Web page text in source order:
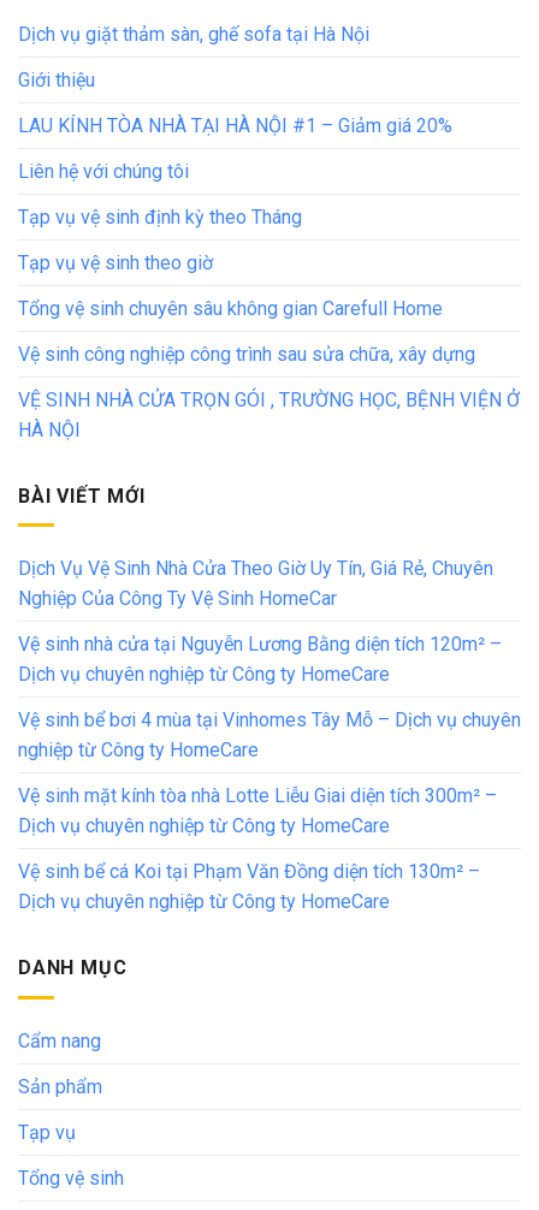
Dịch vụ giặt thảm sàn, ghế sofa tại Hà Nội
Giới thiệu
LAU KÍNH TÒA NHÀ TẠI HÀ NỘI #1 – Giảm giá 20%
Liên hệ với chúng tôi
Tạp vụ vệ sinh định kỳ theo Tháng
Tạp vụ vệ sinh theo giờ
Tổng vệ sinh chuyên sâu không gian Carefull Home
Vệ sinh công nghiệp công trình sau sửa chữa, xây dựng
VỆ SINH NHÀ CỬA TRỌN GÓI , TRƯỜNG HỌC, BỆNH VIỆN Ở
HÀ NỘI
BÀI VIẾT MỚI
Dịch Vụ Vệ Sinh Nhà Cửa Theo Giờ Uy Tín, Giá Rẻ, Chuyên
Nghiệp Của Công Ty Vệ Sinh HomeCar
Vệ sinh nhà cửa tại Nguyễn Lương Bằng diện tích 120m² –
Dịch vụ chuyên nghiệp từ Công ty HomeCare
Vệ sinh bể bơi 4 mùa tại Vinhomes Tây Mỗ – Dịch vụ chuyên
nghiệp từ Công ty HomeCare
Vệ sinh mặt kính tòa nhà Lotte Liễu Giai diện tích 300m² –
Dịch vụ chuyên nghiệp từ Công ty HomeCare
Vệ sinh bể cá Koi tại Phạm Văn Đồng diện tích 130m² –
Dịch vụ chuyên nghiệp từ Công ty HomeCare
DANH MỤC
Cẩm nang
Sản phẩm
Tạp vụ
Tổng vệ sinh